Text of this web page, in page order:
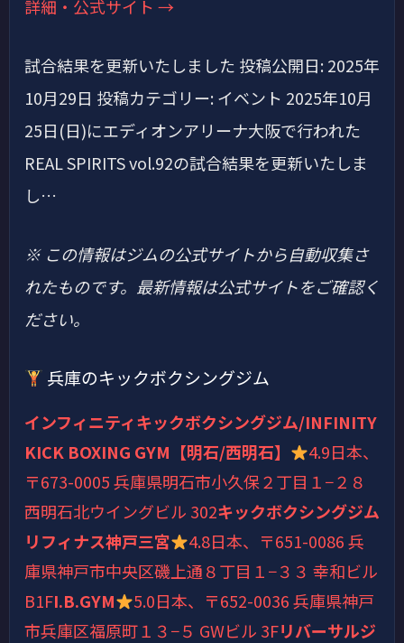
詳細・公式サイト →
試合結果を更新いたしました 投稿公開日: 2025年
10月29日 投稿カテゴリー: イベント 2025年10月
25日(日)にエディオンアリーナ大阪で行われた
REAL SPIRITS vol.92の試合結果を更新いたしま
し…
※ この情報はジムの公式サイトから自動収集さ
れたものです。最新情報は公式サイトをご確認く
ださい。
兵庫のキックボクシングジム
インフィニティキックボクシングジム/INFINITY
KICK BOXING GYM【明石/西明石】
4.9日本、
〒673-0005 兵庫県明石市小久保２丁目１−２８
西明石北ウイングビル 302キックボクシングジム
リフィナス神戸三宮
4.8日本、〒651-0086 兵
庫県神戸市中央区磯上通８丁目１−３３ 幸和ビル
B1FI.B.GYM 5.0日本、〒652-0036 兵庫県神戸
市兵庫区福原町１３−５ GWビル 3Fリバーサルジ